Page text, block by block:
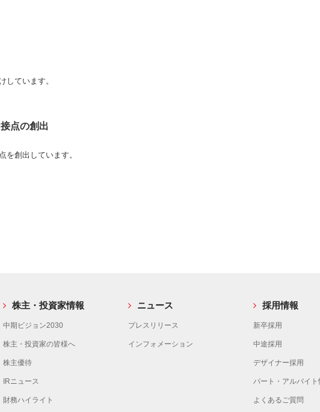
ています。
点の創出
創出しています。
株主・投資家情報
中期ビジョン2030
株主・投資家の皆様へ
株主優待
IRニュース
財務ハイライト
ニュース
プレスリリース
インフォメーション
採用情報
新卒採用
中途採用
デザイナー採用
パート・アルバイト
よくあるご質問